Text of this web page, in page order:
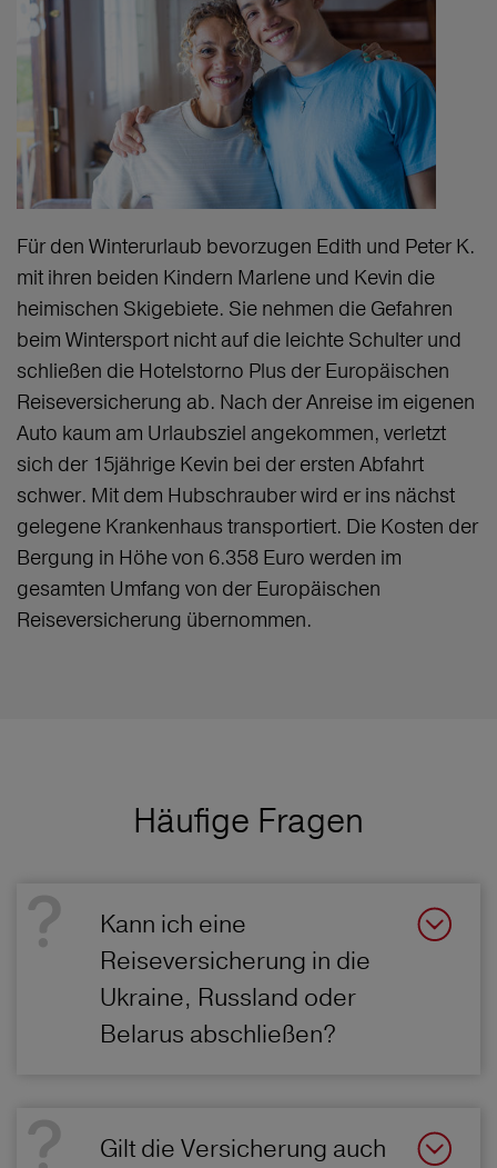
Für den Winterurlaub bevorzugen Edith und Peter K.
mit ihren beiden Kindern Marlene und Kevin die
heimischen Skigebiete. Sie nehmen die Gefahren
beim Wintersport nicht auf die leichte Schulter und
schließen die Hotelstorno Plus der Europäischen
Reiseversicherung ab. Nach der Anreise im eigenen
Auto kaum am Urlaubsziel angekommen, verletzt
sich der 15jährige Kevin bei der ersten Abfahrt
schwer. Mit dem Hubschrauber wird er ins nächst
gelegene Krankenhaus transportiert. Die Kosten der
Bergung in Höhe von 6.358 Euro werden im
gesamten Umfang von der Europäischen
Reiseversicherung übernommen.
Häufige Fragen
Kann ich eine
Reiseversicherung in die
Ukraine, Russland oder
Belarus abschließen?
Gilt die Versicherung auch